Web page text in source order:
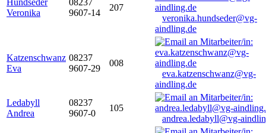
Hundseder
Veronika
08237
9607-14
207
veronika.hundseder@vg-
aindling.de
Katzenschwanz
Eva
08237
9607-29
008
eva.katzenschwanz@vg-
aindling.de
Ledabyll
Andrea
08237
9607-0
105
andrea.ledabyll@vg-